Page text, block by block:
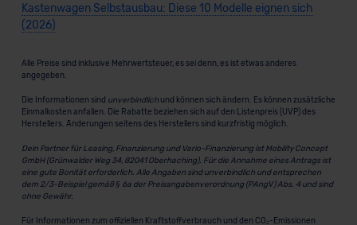
Kastenwagen Selbstausbau: Diese 10 Modelle eignen sich
(2026)
Alle Preise sind inklusive Mehrwertsteuer, es sei denn, es ist etwas anderes
angegeben.
Die Informationen sind unverbindlichund können sich ändern. Es können zusätzliche
Einmalkosten anfallen. Die Rabatte beziehen sich auf den Listenpreis (UVP) des
Herstellers. Änderungen seitens des Herstellers sind kurzfristig möglich.
Dein Partner für Leasing, Finanzierung und Vario-Finanzierung ist Mobility Concept
GmbH (Grünwalder Weg 34, 82041 Oberhaching). Für die Annahme eines Antrags ist
eine gute Bonität erforderlich. Alle Angaben sind unverbindlich und entsprechen
dem 2/3-Beispiel gemäß § 6a der Preisangabenverordnung (PAngV) Abs. 4 und sind
ohne Gewähr.
Für Informationen zum offiziellen Kraftstoffverbrauch und den CO₂-Emissionen